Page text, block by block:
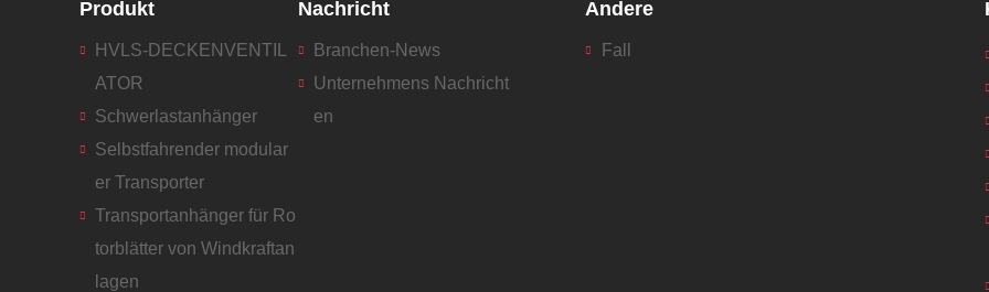
Produkt
HVLS-DECKENVENTIL
ATOR
Schwerlastanhänger
Selbstfahrender modular
er Transporter
Transportanhänger für Ro
torblätter von Windkraftan
lagen
Nachricht
Branchen-News
Unternehmens Nachricht
en
Andere
Fall